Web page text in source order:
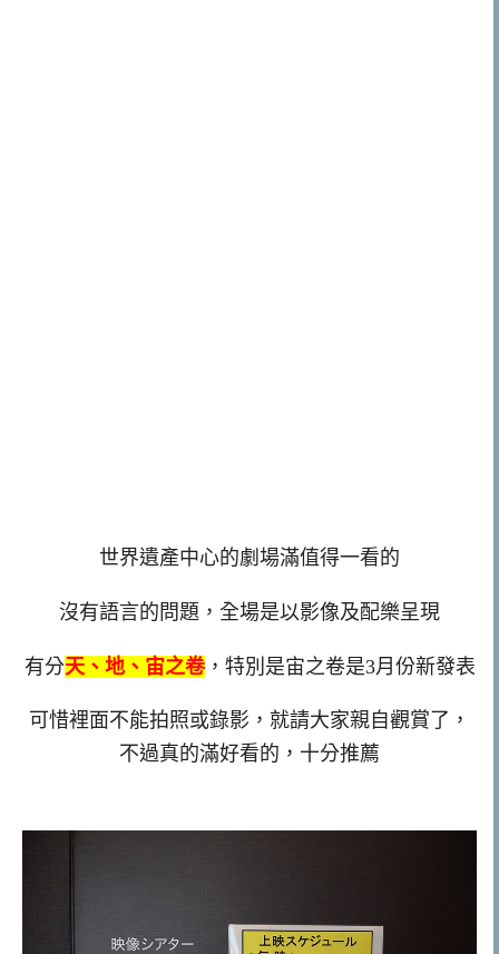
世界遺產中心的劇場滿值得一看的
沒有語言的問題，全場是以影像及配樂呈現
有分天、地、宙之卷，特別是宙之卷是3月份新發表
可惜裡面不能拍照或錄影，就請大家親自觀賞了，
不過真的滿好看的，十分推薦